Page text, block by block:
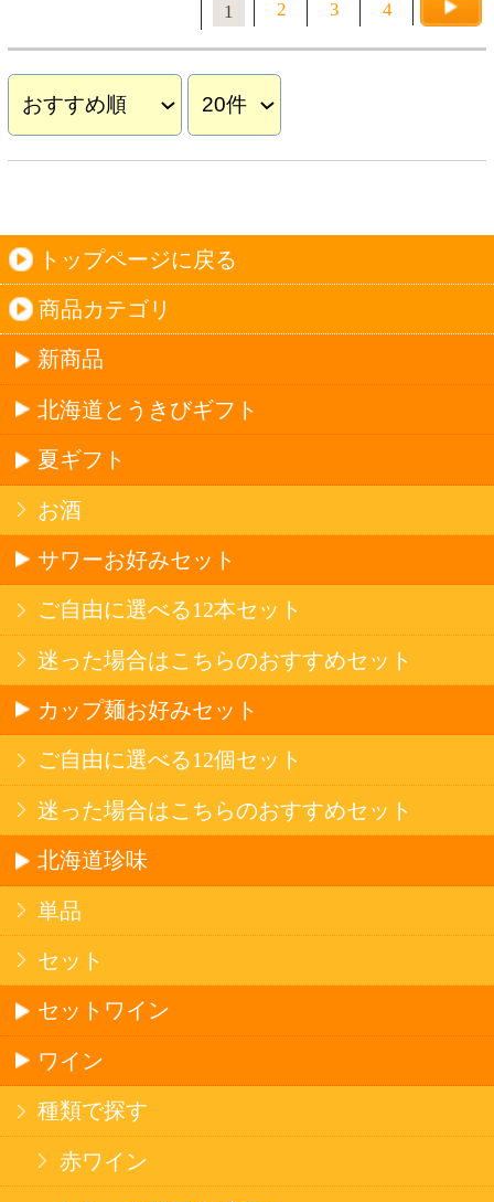
フランス産
イタリア産
オーストラリア産
アメリカ産（カリフォルニア）
ブドウ品種で探す
カベルネ・ソーヴィニヨン
シャルドネ
メルロー
テンプラニーリョ
ピノ・ノワール
ハイクラスワイン
アルコール
サワー・ハイボール
ビール・発泡酒
ストロングサワー
果実フレーバー
北海道ならでは
リピーター多数
斬新テイスト
お店で大人気
サッポロビール
北海道産酒
ソフトドリンク
コーヒー
炭酸飲料
スポーツドリンク
京極の名水